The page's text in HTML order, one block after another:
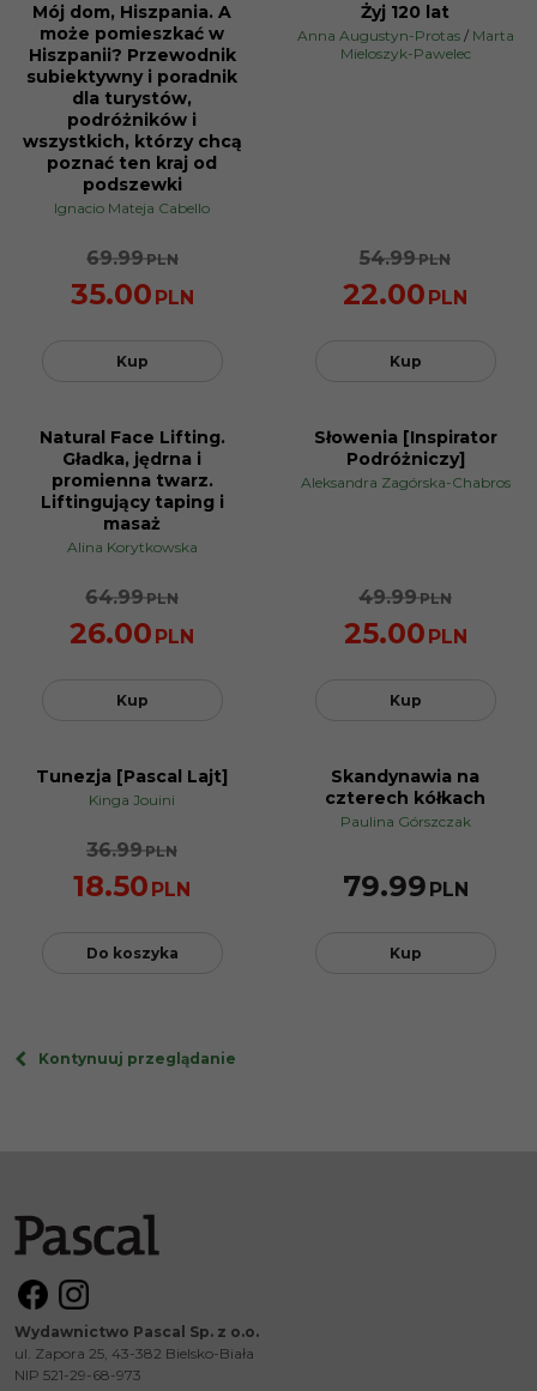
PROMOCJA
Mój dom, Hiszpania. A
może pomieszkać w
Hiszpanii? Przewodnik
subiektywny i poradnik
dla turystów,
podróżników i
wszystkich, którzy chcą
poznać ten kraj od
podszewki
Ignacio Mateja Cabello
69.99PLN
35.00 PLN
Kup
Żyj 120 lat
Anna Augustyn-Protas / Marta
Mieloszyk-Pawelec
54.99PLN
22.00 PLN
Kup
PROMOCJA
Natural Face Lifting.
Gładka, jędrna i
promienna twarz.
Liftingujący taping i
masaż
Alina Korytkowska
64.99PLN
26.00 PLN
Kup
PROMOCJA
Słowenia [Inspirator
Podróżniczy]
Aleksandra Zagórska-Chabros
49.99PLN
25.00 PLN
Kup
Tunezja [Pascal Lajt]
Kinga Jouini
36.99PLN
18.50 PLN
Do koszyka
Skandynawia na
czterech kółkach
Paulina Górszczak
79.99 PLN
Kup
Kontynuuj przeglądanie
Wydawnictwo Pascal Sp. z o.o.
ul. Zapora 25, 43-382 Bielsko-Biała
NIP 521-29-68-973